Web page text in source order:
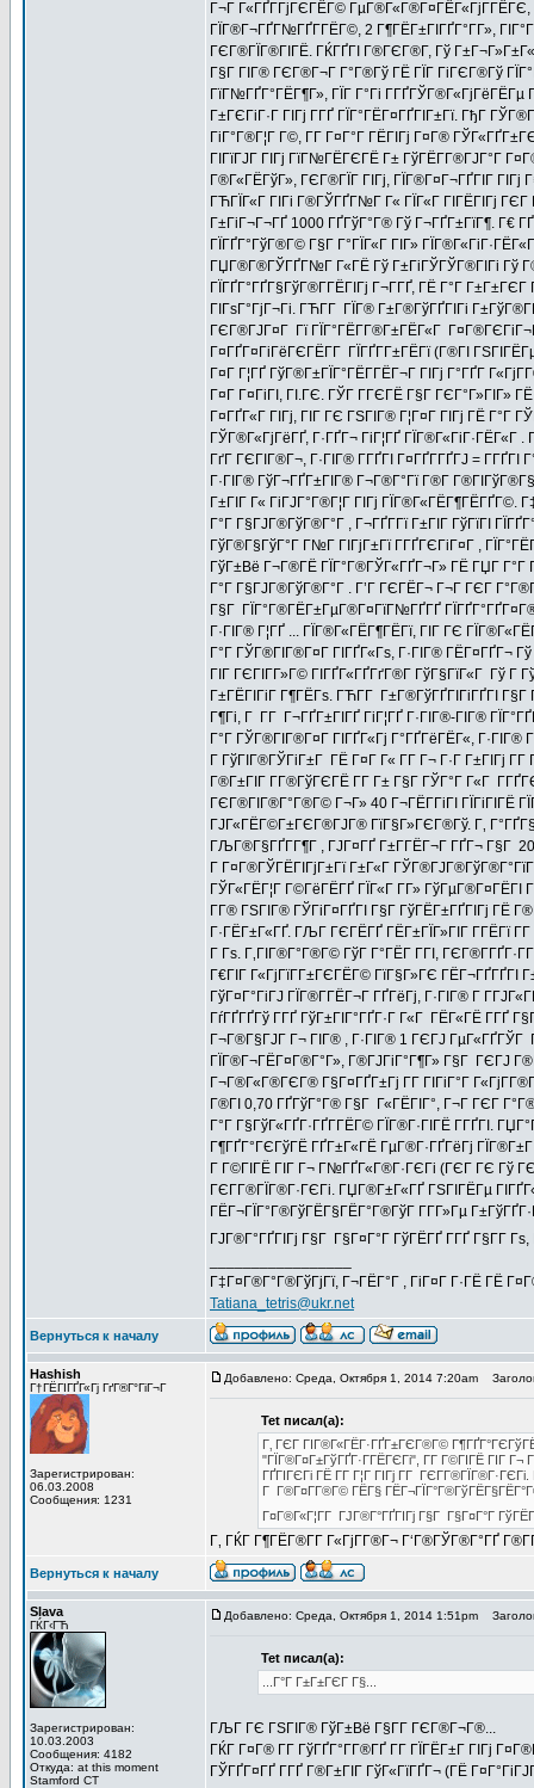
Г¬Г Г«ГҐГ­ГјГЄГЁГ© ГµГ®Г«Г®Г¤ГЁГ«ГјГ­ГЁГЄ,
ГЇГ®Г¬ГҐГ№ГҐГ­ГЁГ©, 2 Г¶ГЁГ±ГІГҐГ°Г­Г»,
ГЄГ®ГЇГ®ГІГЁ. ГЌГҐГІ Г®ГЄГ®Г­, Гў
Г§Г ГІГ® ГЄГ®Г¬Г Г°Г®Гў ГЁ ГЇГ ГіГЄГ®Гў
ГїГ№ГҐГ°ГЁГ¶Г», ГЇГ Г°Гі
Г±ГЄГіГ·Г ГІГј Г­ГҐ ГЇГ°ГЁГ¤ГҐГІГ±Гї. ГђГ
ГіГ°Г®Г¦Г Г©, Г­Г Г¤Г°Г ГЁГІГј Г¤Г®
ГІГїГЈГ ГІГј ГїГ№ГЁГЄГЁ Г± ГўГЁГ­Г®ГЈГ°Г
Г®Г«ГЁГўГ», ГЄГ®ГЇГ ГІГј, ГЇГ®Г¤Г¬ГҐГІГ
ГЋГЇГ«Г ГІГі Г®ГЎГҐГ№Г Г« ГЇГ«Г ГІГЁГІГј
Г±ГіГ¬Г¬ГҐ 1000 ГҐГўГ°Г® Гў Г¬ГҐГ±ГїГ¶.
ГЇГҐГ°ГўГ®Г© Г§Г Г°ГЇГ«Г ГІГ»
ГЏГ®Г®ГЎГҐГ№Г Г«ГЁ Гў Г±ГіГЎГЎГ®ГІГі Гў
ГЇГҐГ°ГҐГ§ГўГ®Г­ГЁГІГј Г¬Г­ГҐ, ГЁ Г°Г
ГІГѕГ°ГјГ¬Гі. ГЋГ­Г ГЇГ® Г±Г®ГўГҐГІГі
ГЄГ®ГЈГ¤Г Гї ГЇГ°ГЁГ­Г®Г±ГЁГ«Г
Г¤ГҐГ¤ГіГёГЄГЁГ­Г ГЇГҐГ­Г±ГЁГї (Г®ГІ
Г¤Г Г¦ГҐ ГўГ®Г±ГЇГ°ГЁГ­ГЁГ¬Г ГІГј Г°ГҐГ
Г¤Г Г¤ГіГІ, ГІ.ГЄ. ГЎГ Г­ГЄГЁ Г§Г ГЄГ°Г»ГІГ»
Г¤ГҐГ«Г ГІГј, ГІГ ГЄ ГЅГІГ® Г¦Г¤Г ГІГј ГЁ Г°Г
ГЎГ®Г«ГјГёГҐ, Г·ГҐГ¬ ГіГ¦ГҐ
ГґГ ГЄГІГ®Г¬, Г·ГІГ® Г­ГҐГІ Г¤ГҐГ­ГҐГЈ = Г­ГҐГІ
Г·ГІГ® ГўГ¬ГҐГ±ГІГ® Г¬Г®Г°Гї Г®Г­
Г±ГІГ Г« ГіГЈГ°Г®Г¦Г ГІГј
Г°Г Г§ГЈГ®ГўГ®Г°Г , Г¬ГҐГ­Гї Г±ГІГ ГўГїГІ
ГўГ®Г§ГўГ°Г Г№Г ГІГјГ±Гї Г­ГҐГЄГіГ¤Г ,
ГўГ±Вё Г¬Г®ГЁ ГЇГ°Г®ГЎГ«ГҐГ¬Г» ГЁ ГЏГ Г°Г
Г°Г Г§ГЈГ®ГўГ®Г°Г . Г’Г ГЄГЁГ¬ Г¬Г ГЄГ
Г§Г ГЇГ°Г®ГЁГ±ГµГ®Г¤ГїГ№ГҐГҐ
Г·ГІГ® Г¦ГҐ ... ГЇГ®Г«ГЁГ¶ГЁГї, ГІГ ГЄ
Г°Г ГЎГ®ГІГ®Г¤Г ГІГҐГ«Гѕ, Г·ГІГ® ГЁГ¤ГҐГ¬
ГІГ ГЄГІГ­Г»Г© ГІГҐГ«ГҐГґГ®Г­ ГўГ§ГїГ«Г Гў Г
Г±ГЁГІГіГ Г¶ГЁГѕ. ГЋГ­Г Г±Г®ГўГҐГІГіГҐГІ
Г¶Гі, Г Г­Г Г¬ГҐГ±ГІГҐ ГіГ¦ГҐ Г·ГІГ®-ГІГ®
Г°Г ГЎГ®ГІГ®Г¤Г ГІГҐГ«Гј Г°ГҐГёГЁГ«,
Г ГўГІГ®ГЎГіГ±Г ГЁ Г¤Г Г« Г­Г Г¬ Г·Г Г±ГІГј
Г®Г±ГІГ Г­Г®ГўГЄГЁ Г­Г Г± Г§Г ГЎГ°Г Г«Г
ГЄГ®ГІГ®Г°Г®Г© Г¬Г» 40 Г¬ГЁГ­ГіГІ ГЇГіГІГЁ
ГЈГ«ГЁГ©Г±ГЄГ®ГЈГ® ГїГ§Г»ГЄГ®Гў. Г‚
ГЉГ®Г§ГҐГ­Г¶Г , ГЈГ¤ГҐ Г±Г­ГЁГ¬Г ГҐГ¬ Г§Г
Г Г¤Г®ГЎГЁГІГјГ±Гї Г±Г«Г
ГЎГ«ГЁГ¦Г Г©ГёГЁГҐ ГЇГ«Г Г­Г»
Г­Г® ГЅГІГ® ГЎГіГ¤ГҐГІ Г§Г ГўГЁГ±ГҐГІГј ГЁ
Г·ГЁГ±Г«ГҐ. ГЉГ ГЄГЁГҐ ГЁГ±ГЇГ»ГІГ Г­ГЁГї
Г Гѕ. Г‚ГІГ®Г°Г®Г© ГўГ Г°ГЁГ Г­ГІ,
Г€ГІГ Г«ГјГїГ­Г±ГЄГЁГ© ГїГ§Г»ГЄ
ГўГ¤Г°ГіГЈ ГЇГ®Г­ГЁГ¬Г ГҐГёГј, Г·ГІГ® Г
ГѓГҐГҐГў Г­ГҐ ГўГ±ГІГ°ГҐГ·Г Г«Г ГЁГ«ГЁ Г­ГҐ
Г¬Г®Г§ГЈГ Г¬ ГІГ® , Г·ГІГ® 1 ГЄГЈ ГµГ«ГҐГЎГ
ГЇГ®Г¬ГЁГ¤Г®Г°Г», Г®ГЈГіГ°Г¶Г» Г§Г ГЄГЈ
Г¬Г®Г«Г®ГЄГ® Г§Г¤ГҐГ±Гј Г­Г ГІГіГ°Г
Г®ГІ 0,70 ГҐГўГ°Г® Г§Г Г«ГЁГІГ°, Г¬Г ГЄГ
Г°Г Г§ГўГ«ГҐГ·ГҐГ­ГЁГ© ГЇГ®Г·ГІГЁ Г­ГҐГІ.
Г¶ГҐГ°ГЄГўГЁ ГҐГ±Г«ГЁ ГµГ®Г·ГҐГёГј
Г Г©ГІГЁ ГІГ Г¬ Г№ГҐГ«Г®Г·ГЄГі (ГЄГ ГЄ Гў
ГЄГ­Г®ГЇГ®Г·ГЄГі. ГЏГ®Г±Г«ГҐ ГЅГІГЁГµ
ГЁГ¬ГЇГ°Г®ГўГЁГ§ГЁГ°Г®ГўГ Г­Г­Г»Гµ
ГЈГ®Г°ГҐГІГј Г§Г Г§Г¤Г°Г ГўГЁГҐ Г­ГҐ Г§Г­Г
Г‡Г¤Г®Г°Г®ГўГјГї, Г¬ГЁГ°Г , ГіГ¤Г Г·ГЁ ГЁ
Tatiana_tetris@ukr.net
Вернуться к началу
Hashish
Г†ГЁГІГҐГ«Гј ГґГ®Г°ГіГ¬Г
Зарегистрирован:
06.03.2008
Сообщения: 1231
Добавлено: Среда, Октября 1, 2014 7:20am
Tet писал(а):
Г‚ ГЄГ ГІГ®Г«ГЁГ·ГҐГ±ГЄГ®Г©
"ГЇГ®Г¤Г±ГўГҐГ·Г­ГЁГЄГі", Г­Г Г©ГІГЁ ГІГ
ГҐГІГЄГі ГЁ Г­Г Г¦Г ГІГј Г­Г
Г Г®Г¤Г­Г®Г© ГЁГ§
Г¤Г®Г«Г¦Г­Г ГЈГ®Г°ГҐГІГј Г§Г Г§Г¤Г°Г
Г‚ ГЌГ Г¶ГЁГ®Г­Г Г«ГјГ­Г®Г¬ Г‘Г®ГЎГ®Г°ГҐ
Вернуться к началу
Slava
ГЌГ‹ГЋ
Зарегистрирован:
10.03.2003
Сообщения: 4182
Откуда: at this moment
Stamford CT
Добавлено: Среда, Октября 1, 2014 1:51pm
Tet писал(а):
...Г°Г Г±Г±ГЄГ Г§...
ГЉГ ГЄ ГЅГІГ® ГўГ±Вё Г§Г­Г ГЄГ®Г¬Г®...
ГЌГ Г¤Г® Г­Г ГўГҐГ°Г­Г®ГҐ Г­Г ГЇГЁГ±Г ГІГј
ГЎГҐГ¤ГҐ Г­ГҐ Г®Г±ГІГ ГўГ«ГїГҐГ¬ (ГЁ